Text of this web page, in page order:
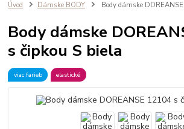
Úvod Dámske BODY Body dámske
Body dámske
s čipkou S biela
viac farieb elastické